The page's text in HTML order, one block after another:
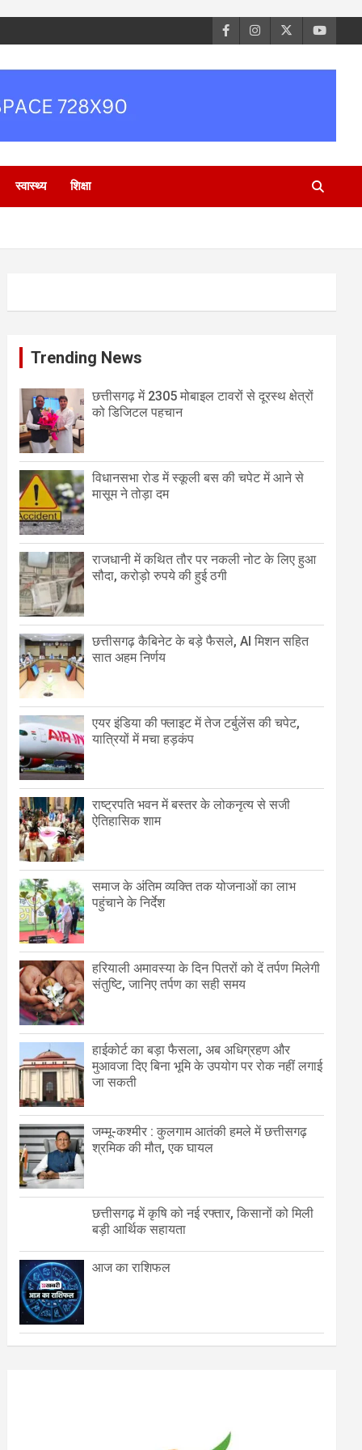
स्वास्थ्य शिक्षा
Trending News
छत्तीसगढ़ में 2305 मोबाइल टावरों से दूरस्थ क्षेत्रों
को डिजिटल पहचान
विधानसभा रोड में स्कूली बस की चपेट में आने से
मासूम ने तोड़ा दम
राजधानी में कथित तौर पर नकली नोट के लिए हुआ
सौदा, करोड़ो रुपये की हुई ठगी
छत्तीसगढ़ कैबिनेट के बड़े फैसले, AI मिशन सहित
सात अहम निर्णय
एयर इंडिया की फ्लाइट में तेज टर्बुलेंस की चपेट,
यात्रियों में मचा हड़कंप
राष्ट्रपति भवन में बस्तर के लोकनृत्य से सजी
ऐतिहासिक शाम
समाज के अंतिम व्यक्ति तक योजनाओं का लाभ
पहुंचाने के निर्देश
हरियाली अमावस्या के दिन पितरों को दें तर्पण मिलेगी
संतुष्टि, जानिए तर्पण का सही समय
हाईकोर्ट का बड़ा फैसला, अब अधिग्रहण और
मुआवजा दिए बिना भूमि के उपयोग पर रोक नहीं लगाई
जा सकती
जम्मू-कश्मीर : कुलगाम आतंकी हमले में छत्तीसगढ़
श्रमिक की मौत, एक घायल
छत्तीसगढ़ में कृषि को नई रफ्तार, किसानों को मिली
बड़ी आर्थिक सहायता
आज का राशिफल